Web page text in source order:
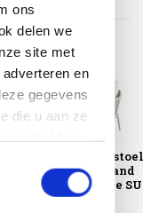
ons
delen we
site met
en
gegevens
die u aan ze
Casto loungestoel
rope camel sand
beachy boucle